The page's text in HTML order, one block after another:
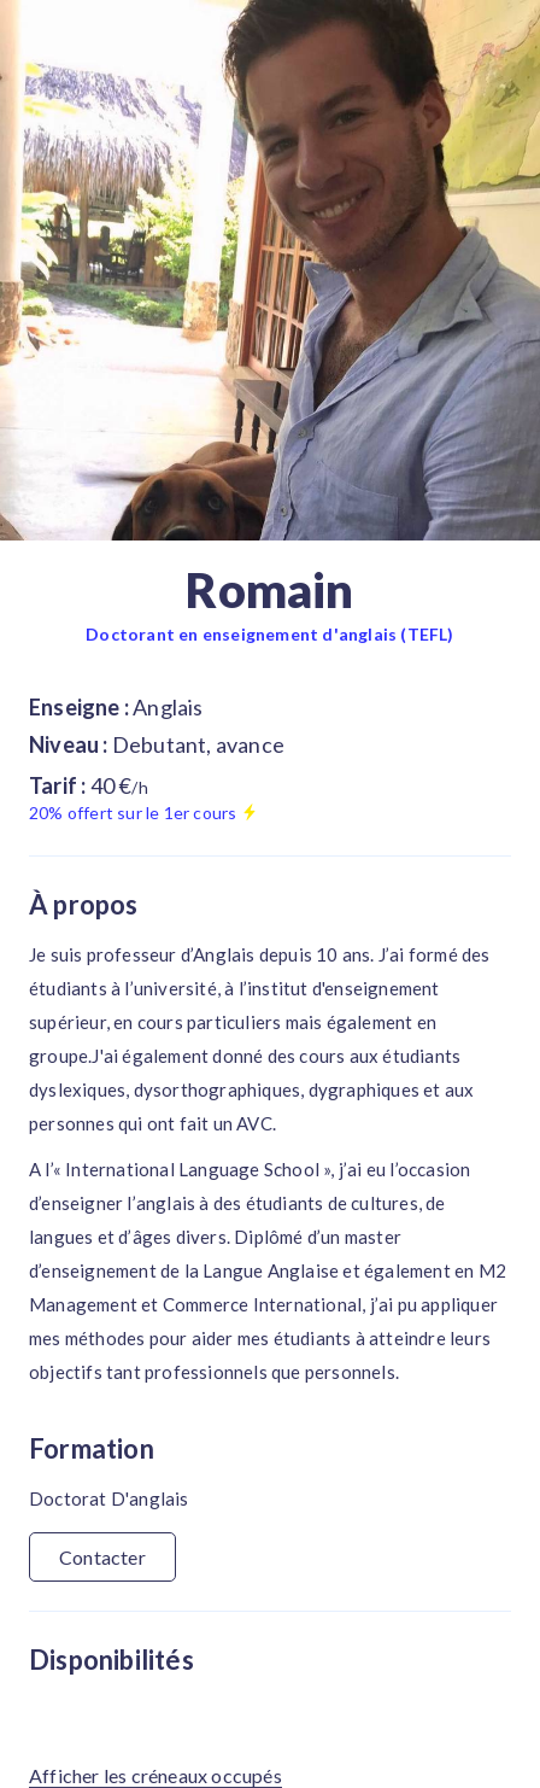
Romain
Doctorant en enseignement d'anglais (TEFL)
Enseigne :Anglais
Niveau : Debutant, avance
Tarif :40 €/h
20% offert sur le 1er cours
À propos
Je suis professeur d’Anglais depuis 10 ans. J’ai formé des
étudiants à l’université, à l’institut d'enseignement
supérieur, en cours particuliers mais également en
groupe.J'ai également donné des cours aux étudiants
dyslexiques, dysorthographiques, dygraphiques et aux
personnes qui ont fait un AVC.
A l’« International Language School », j’ai eu l’occasion
d’enseigner l’anglais à des étudiants de cultures, de
langues et d’âges divers. Diplômé d’un master
d’enseignement de la Langue Anglaise et également en M2
Management et Commerce International, j’ai pu appliquer
mes méthodes pour aider mes étudiants à atteindre leurs
objectifs tant professionnels que personnels.
Formation
Doctorat D'anglais
Contacter
Disponibilités
Afficher les créneaux occupés